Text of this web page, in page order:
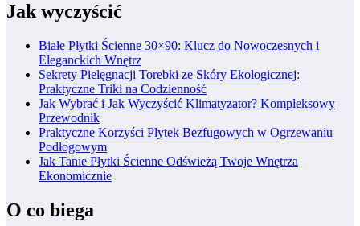
Jak wyczyścić
Białe Płytki Ścienne 30×90: Klucz do Nowoczesnych i
Eleganckich Wnętrz
Sekrety Pielęgnacji Torebki ze Skóry Ekologicznej:
Praktyczne Triki na Codzienność
Jak Wybrać i Jak Wyczyścić Klimatyzator? Kompleksowy
Przewodnik
Praktyczne Korzyści Płytek Bezfugowych w Ogrzewaniu
Podłogowym
Jak Tanie Płytki Ścienne Odświeżą Twoje Wnętrza
Ekonomicznie
O co biega